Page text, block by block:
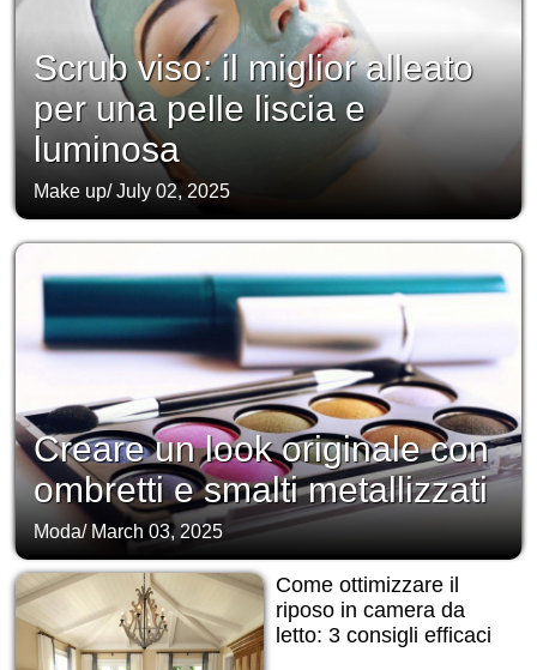
Scrub viso: il miglior alleato
per una pelle liscia e
luminosa
Make up/July 02, 2025
Creare un look originale con
ombretti e smalti metallizzati
Moda/ March 03, 2025
Come ottimizzare il
riposo in camera da
letto: 3 consigli efficaci